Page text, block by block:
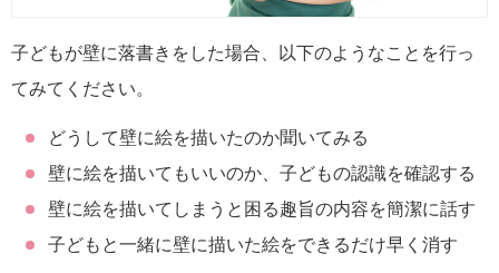
子どもが壁に落書きをした場合、以下のようなことを行っ
てみてください。
どうして壁に絵を描いたのか聞いてみる
壁に絵を描いてもいいのか、子どもの認識を確認する
壁に絵を描いてしまうと困る趣旨の内容を簡潔に話す
子どもと一緒に壁に描いた絵をできるだけ早く消す